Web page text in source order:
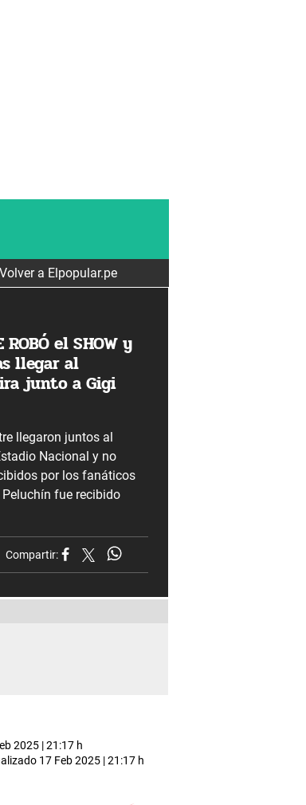
Volver a Elpopular.pe
el SHOW y
llegar al
junto a Gigi
llegaron juntos al
Nacional y no
por los fanáticos
fue recibido
Compartir:
2025 | 21:17 h
17 Feb 2025 | 21:17 h